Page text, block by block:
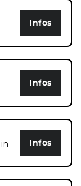
Infos
Infos
Infos